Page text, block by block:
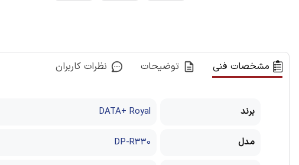
مشخصات فنی توضیحات نظرات کاربران
برند DATA+ Royal
مدل DP-R330